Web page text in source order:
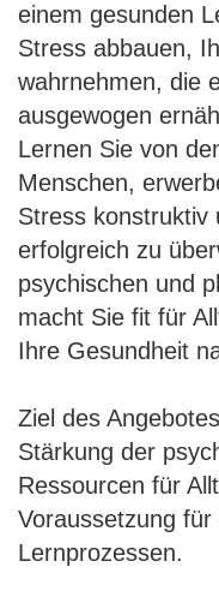
einem gesunden
Stress abbauen,
wahrnehmen, die
ausgewogen
Lernen Sie von
Menschen,
Stress konstruktiv
erfolgreich zu
psychischen und
macht Sie fit für
Ihre Gesundheit
Ziel des
Stärkung der
Ressourcen für
Voraussetzung
Lernprozessen.